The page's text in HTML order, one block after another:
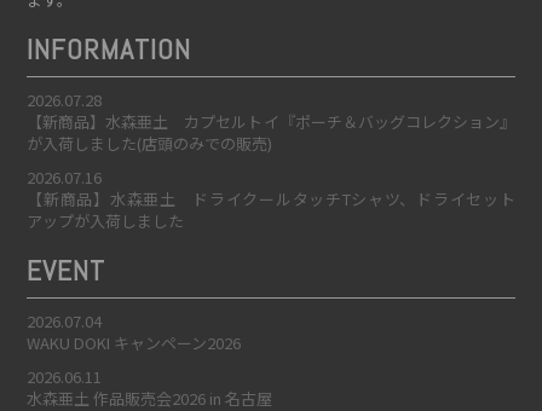
INFORMATION
2026.07.28
【新商品】水森亜土 カプセルトイ『ポーチ＆バッグコレクション』
が入荷しました(店頭のみでの販売)
2026.07.16
【新商品】水森亜土 ドライクールタッチTシャツ、ドライセット
アップが入荷しました
EVENT
2026.07.04
WAKU DOKI キャンペーン2026
2026.06.11
水森亜土 作品販売会2026 in 名古屋